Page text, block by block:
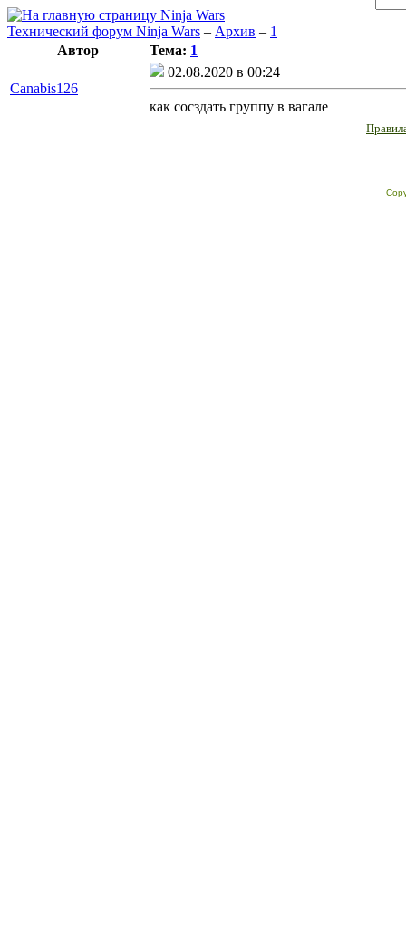
Технический форум Ninja Wars – Архив – 1
Автор
Тема: 1
Canabis126
02.08.2020 в 00:24
как сосздать группу в вагале